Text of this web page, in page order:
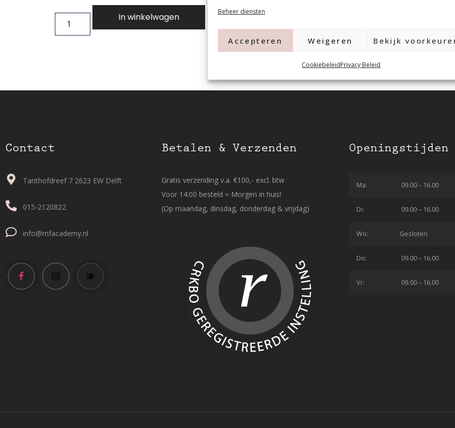
Beheer diensten
Accepteren Weigeren Bekijk
CookiebeleidPrivacy Beleid
In winkelwagen
Contact
Tanthofdreef 7 2623 EW Delft
015-2120822
info@mfacademy.nl
Betalen & Verzenden
Gratis verzending v.a. €100,- excl. btw
Voor 14:00 besteld = Morgen in huis!
(Op maandag, dinsdag, donderdag & vrijdag)
Openingstijden
Ma: 09.00 – 16.00
Di: 09.00 – 16.00
Wo: Gesloten
Do: 09.00 – 16.00
Vr: 09.00 – 16.00